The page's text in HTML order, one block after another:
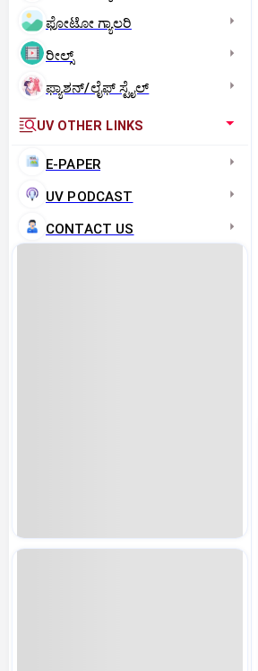
ಫೋಟೋ ಗ್ಯಾಲರಿ
ರೀಲ್ಸ್
ಫ್ಯಾಶನ್/ಲೈಫ್‌ ಸ್ಟೈಲ್
UV OTHER LINKS
E-PAPER
UV PODCAST
CONTACT US